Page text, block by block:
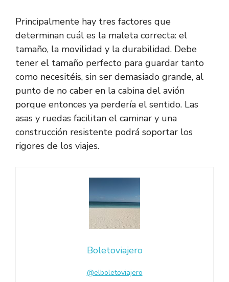
Principalmente hay tres factores que
determinan cuál es la maleta correcta: el
tamaño, la movilidad y la durabilidad. Debe
tener el tamaño perfecto para guardar tanto
como necesitéis, sin ser demasiado grande, al
punto de no caber en la cabina del avión
porque entonces ya perdería el sentido. Las
asas y ruedas facilitan el caminar y una
construcción resistente podrá soportar los
rigores de los viajes.
Boletoviajero
@elboletoviajero